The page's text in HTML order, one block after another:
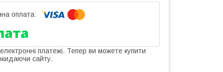
платежі. Тепер ви можете купити
сайту.